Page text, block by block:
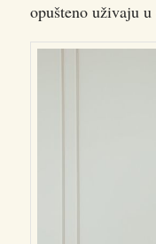
opušteno uživaju